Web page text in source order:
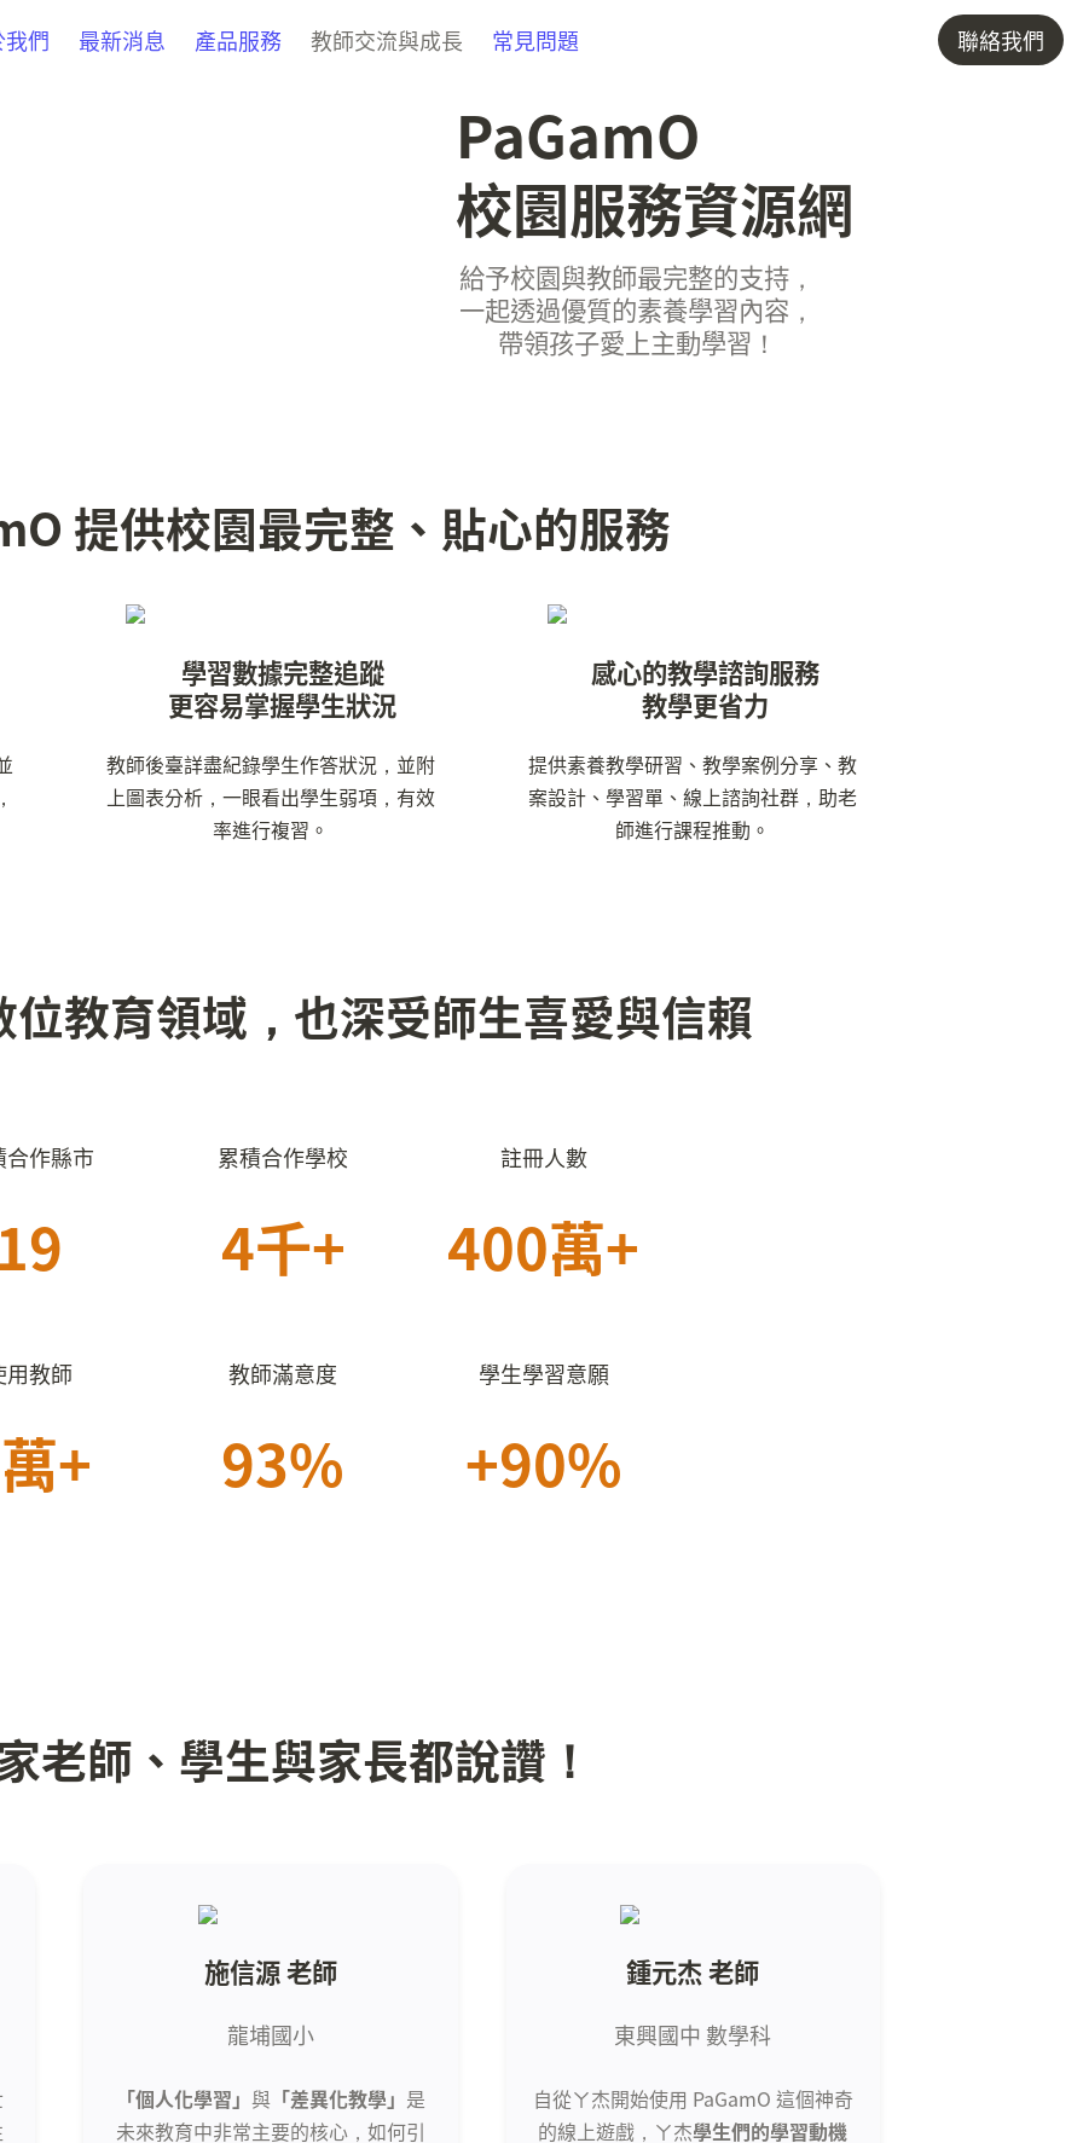
們 最新消息 產品服務 教師交流與成長 常見問題 聯絡我們
PaGamO
校園服務資源網
給予校園與教師最完整的支持，
一起透過優質的素養學習內容，
帶領孩子愛上主動學習！
提供校園最完整、貼心的服務
學習數據完整追蹤
更容易掌握學生狀況
教師後臺詳盡紀錄學生作答狀況，並附
上圖表分析，一眼看出學生弱項，有效
率進行複習。
感心的教學諮詢服務
教學更省力
提供素養教學研習、教學案例分享、教
案設計、學習單、線上諮詢社群，助老
師進行課程推動。
教育領域，也深受師生喜愛與信賴
合作縣市
用教師
+
累積合作學校
4千+
教師滿意度
93%
註冊人數
400萬+
學生學習意願
+90%
老師、學生與家長都說讚！
施信源 老師
龍埔國小
「個人化學習」 與「差異化教學」 是
未來教育中非常主要的核心，如何引
鍾元杰 老師
東興國中 數學科
自從ㄚ杰開始使用 PaGamO 這個神奇
的線上遊戲，ㄚ杰學生們的學習動機